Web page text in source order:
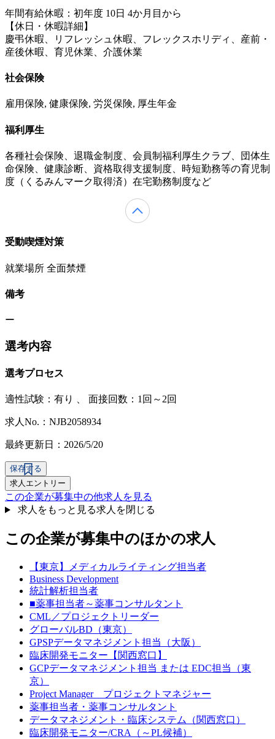
年間有給休暇：初年度 10日 4か月目から
【休日・休暇詳細】
慶弔休暇、リフレッシュ休暇、フレックスホリディ、産前・
産後休暇、育児休業、介護休業
社会保険
雇用保険, 健康保険, 労災保険, 厚生年金
福利厚生
各種社会保険、退職金制度、会員制福利厚生クラブ、団体生
命保険、健康診断、資格取得支援制度、時短勤務等の育児制
度（くるみんマーク取得済）在宅勤務制度など
受動喫煙対策
就業場所 全面禁煙
備考
ー
選考内容
選考プロセス
適性試験： 有り 面接回数：1回～2回
求人No.：NJB2058934
最終更新日：2026/5/20
保存する
求人エントリー
この企業が募集中の他求人を見る
求人をもっと見る求人を閉じる
この企業が募集中のほかの求人
【東京】メディカルライティング担当者
Business Development
統計解析担当者
■薬事担当者～薬事コンサルタント
CML／プロジェクトリーダー
グローバルBD（東京）
GPSPデータマネジメント担当（大阪）
臨床開発モニター【関西窓口】
GCPデータマネジメント担当 または EDC担当（東
京）
Project Manager プロジェクトマネジャー
薬事担当者・薬事コンサルタント
データマネジメント・臨床システム（関西窓口）
臨床開発モニター/CRA（～PL候補）